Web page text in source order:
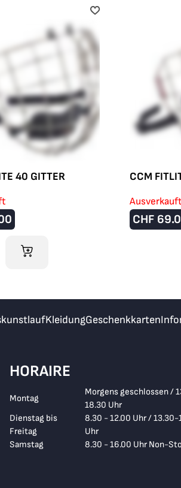
40 GITTER
IM WARENKORB
CCM
Ausverkauft
CHF
KleidungGeschenkkarten
HORAIRE
Montag
Morgens geschlossen /
18.30 Uhr
Dienstag bis
Freitag
8.30 - 12.00 Uhr / 13.30-
Uhr
Samstag
8.30 - 16.00 Uhr Non-